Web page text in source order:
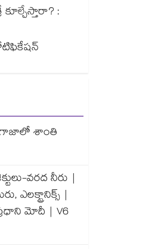
కూల్చేస్తారా? :
: గాజాలో శాంతి
వరద నీరు |
ఎలక్ట్రానిక్స్ |
మోదీ | V6